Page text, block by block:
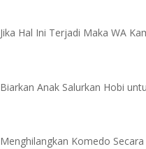
Jika Hal Ini Terjadi Maka WA
Biarkan Anak Salurkan Hobi
Menghilangkan Komedo Secara